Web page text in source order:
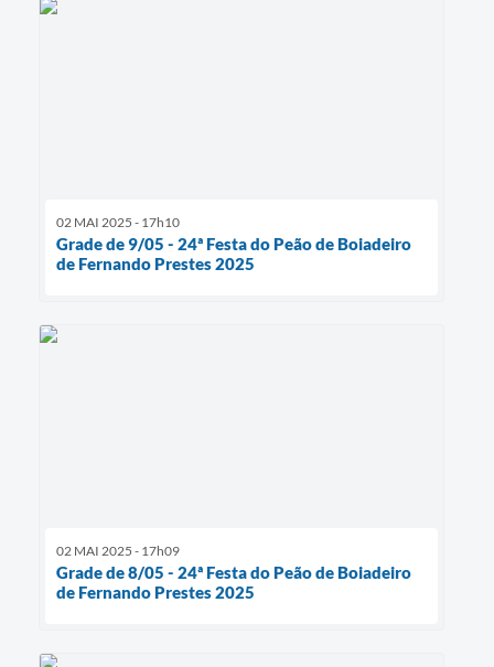
02 MAI 2025 - 17h10
Grade de 9/05 - 24ª Festa do Peão de Boiadeiro
de Fernando Prestes 2025
02 MAI 2025 - 17h09
Grade de 8/05 - 24ª Festa do Peão de Boiadeiro
de Fernando Prestes 2025